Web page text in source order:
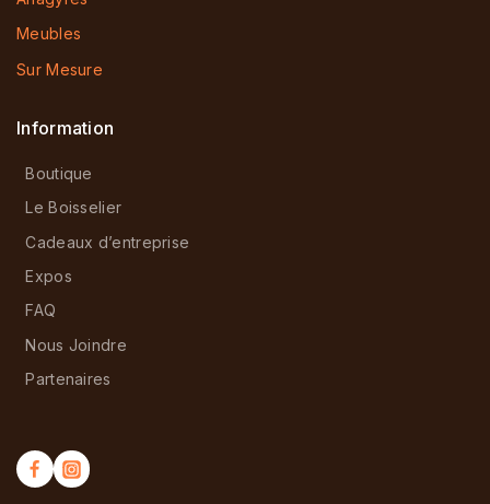
Meubles
Sur Mesure
Information
Boutique
Le Boisselier
Cadeaux d’entreprise
Expos
FAQ
Nous Joindre
Partenaires